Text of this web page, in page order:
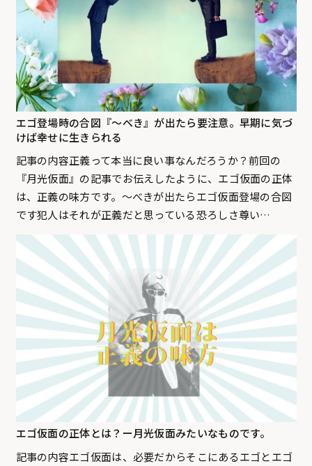
エゴ登場時の合図『〜べき』が出たら要注意。早期に気づ
けば幸せに生きられる
記事の内容正義って本当に良い事なんだろうか？前回の
『月光仮面』の記事でお伝えしたように、エゴ仮面の正体
は、正義の味方です。〜べきが出たらエゴ仮面登場の合図
です犯人はそれが正義だと思っている恐ろしさ尊い…
エゴ仮面の正体とは？ー月光仮面みたいなものです。
記事の内容エゴ仮面は、必要だからそこにあるエゴとエゴ